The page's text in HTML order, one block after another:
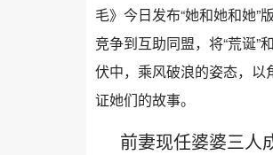
毛》今日发布“她和她和她”
竞争到互助同盟，将“荒诞”
伏中，乘风破浪的姿态，以
证她们的故事。
前妻现任婆婆三人